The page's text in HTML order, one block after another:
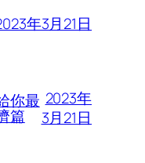
年3月21日
你最
篇
2023年
3月21日